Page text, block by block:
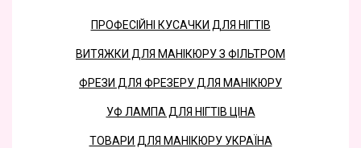
ПРОФЕСІЙНІ КУСАЧКИ ДЛЯ НІГТІВ
ВИТЯЖКИ ДЛЯ МАНІКЮРУ З ФІЛЬТРОМ
ФРЕЗИ ДЛЯ ФРЕЗЕРУ ДЛЯ МАНІКЮРУ
УФ ЛАМПА ДЛЯ НІГТІВ ЦІНА
ТОВАРИ ДЛЯ МАНІКЮРУ УКРАЇНА